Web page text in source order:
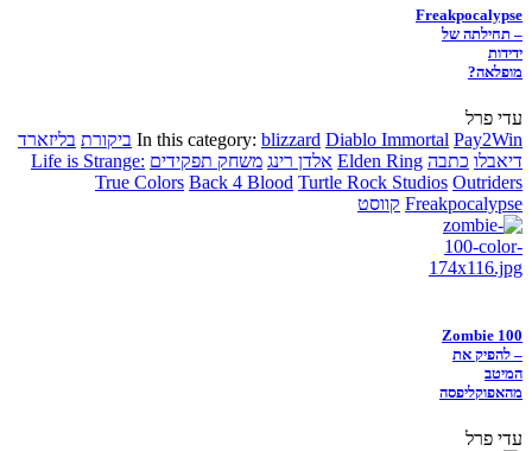
Freakpocalypse
– תחילתה של
ידידות
מופלאה?
עדי פרל
In this category: blizzard Diablo Immortal Pay2Win ביקורת בליזארד
דיאבלו כתבה Elden Ring אלדן רינג משחק תפקידים Life is Strange:
True Colors Back 4 Blood Turtle Rock Studios Outriders
Freakpocalypse קווסט
Zombie 100
– להפיק את
המיטב
מהאפוקליפסה
עדי פרל